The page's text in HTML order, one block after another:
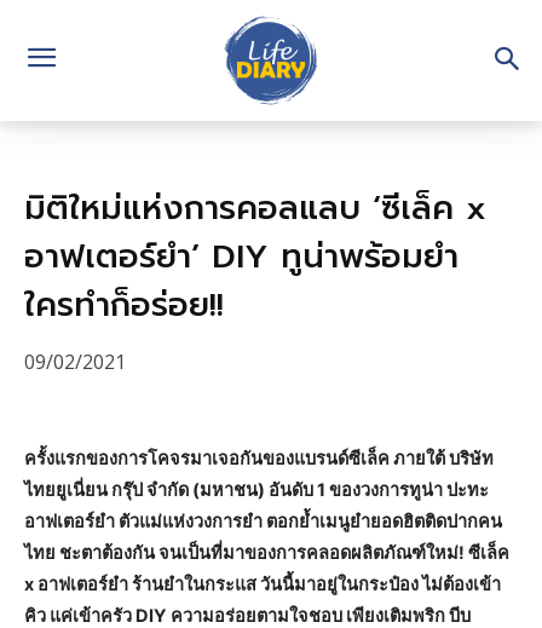
มิติใหม่แห่งการคอลแลบ ‘ซีเล็ค x
อาฟเตอร์ยำ’ DIY ทูน่าพร้อมยำ
ใครทำก็อร่อย!!
09/02/2021
ครั้งแรกของการโคจรมาเจอกันของแบรนด์ซีเล็ค ภายใต้ บริษัท
ไทยยูเนี่ยน กรุ๊ป จำกัด (มหาชน) อันดับ 1 ของวงการทูน่า ปะทะ
อาฟเตอร์ยำ ตัวแม่แห่งวงการยำ ตอกย้ำเมนูยำยอดฮิตติดปากคน
ไทย ชะตาต้องกัน จนเป็นที่มาของการคลอดผลิตภัณฑ์ใหม่! ซีเล็ค
x อาฟเตอร์ยำ ร้านยำในกระแส วันนี้มาอยู่ในกระป๋อง ไม่ต้องเข้า
คิว แค่เข้าครัว DIY ความอร่อยตามใจชอบ เพียงเติมพริก บีบ